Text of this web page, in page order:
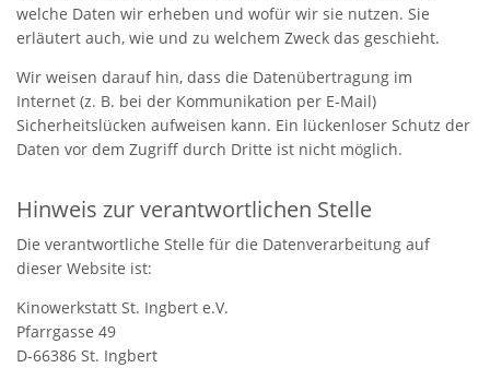
welche Daten wir erheben und wofür wir sie nutzen. Sie
erläutert auch, wie und zu welchem Zweck das geschieht.
Wir weisen darauf hin, dass die Datenübertragung im
Internet (z. B. bei der Kommunikation per E-Mail)
Sicherheitslücken aufweisen kann. Ein lückenloser Schutz der
Daten vor dem Zugriff durch Dritte ist nicht möglich.
Hinweis zur verantwortlichen Stelle
Die verantwortliche Stelle für die Datenverarbeitung auf
dieser Website ist:
Kinowerkstatt St. Ingbert e.V.
Pfarrgasse 49
D-66386 St. Ingbert